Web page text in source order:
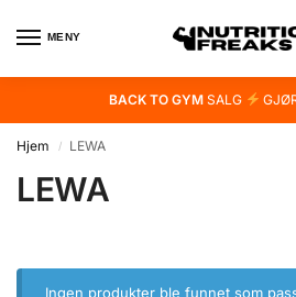
MENY
BACK TO GYMSALG
Hjem / LEWA
LEWA
Ingen produkter ble funnet som